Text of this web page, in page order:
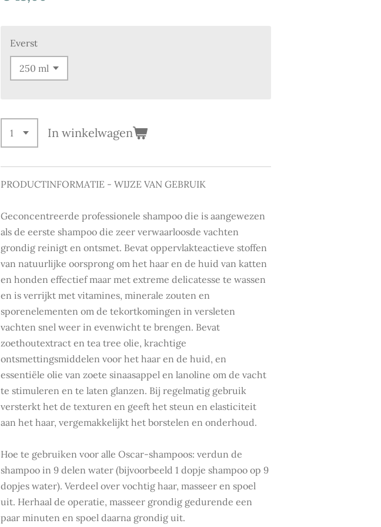
Everst
In winkelwagen
PRODUCTINFORMATIE - WIJZE VAN GEBRUIK
Geconcentreerde professionele shampoo die is aangewezen
als de eerste shampoo die zeer verwaarloosde vachten
grondig reinigt en ontsmet. Bevat oppervlakteactieve stoffen
van natuurlijke oorsprong om het haar en de huid van katten
en honden effectief maar met extreme delicatesse te wassen
en is verrijkt met vitamines, minerale zouten en
sporenelementen om de tekortkomingen in versleten
vachten snel weer in evenwicht te brengen. Bevat
zoethoutextract en tea tree olie, krachtige
ontsmettingsmiddelen voor het haar en de huid, en
essentiële olie van zoete sinaasappel en lanoline om de vacht
te stimuleren en te laten glanzen. Bij regelmatig gebruik
versterkt het de texturen en geeft het steun en elasticiteit
aan het haar, vergemakkelijkt het borstelen en onderhoud.
Hoe te gebruiken voor alle Oscar-shampoos: verdun de
shampoo in 9 delen water (bijvoorbeeld 1 dopje shampoo op 9
dopjes water). Verdeel over vochtig haar, masseer en spoel
uit. Herhaal de operatie, masseer grondig gedurende een
paar minuten en spoel daarna grondig uit.